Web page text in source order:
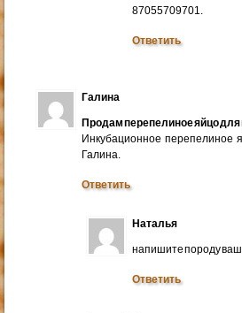
87055709701.
Ответить
Галина
Продам перепелиное яйцо для
Инкубационное перепелиное
Галина.
Ответить
Наталья
напишите породу
Ответить